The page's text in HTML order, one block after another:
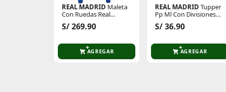
REAL MADRID Maleta
Con Ruedas Real
Madrid
S/ 269.90
AGREGAR
REAL MADRID Tupper
Pp Ml Con Divisiones
Real Madrid
S/ 36.90
AGREGAR